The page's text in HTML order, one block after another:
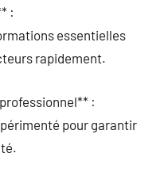
:
essentielles
rapidement.
:
pour garantir